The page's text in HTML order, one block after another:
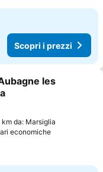
Scopri i prezzi
ai preferiti
les
da: Marsiglia
economicheScopri i